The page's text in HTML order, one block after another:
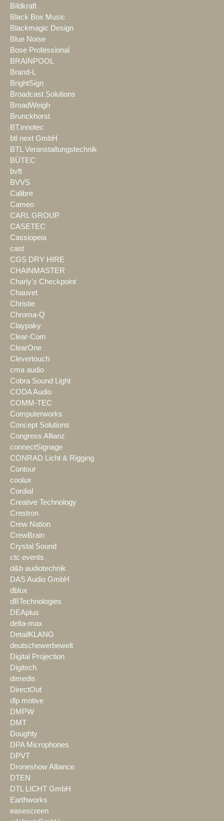
Bildkraft
Black Box Music
Blackmagic Design
Blue Noise
Bose Professional
BRAINPOOL
Brand-L
BrightSign
Broadcast Solutions
BroadWeigh
Brunckhorst
BT.innotec
btl next GmbH
BTL Veranstaltungstechnik
BÜTEC
bvft
BVVS
Calibre
Cameo
CARL GROUP
CASETEC
Cassiopeia
cast
CGS DRY HIRE
CHAINMASTER
Charly's Checkpoint
Chauvet
Christie
Chroma-Q
Claypaky
Clear-Com
ClearOne
Clevertouch
cma audio
Cobra Sound Light
CODA Audio
COMM-TEC
Computerworks
Concept Solutions
Congress Allianz
connectSignage
CONRAD Licht & Rigging
Contour
coolux
Cordial
Creative Technology
Crestron
Crew Nation
CrewBrain
Crystal Sound
ctc events
d&b audiotechnik
DAS Audio GmbH
dblux
dBTechnologies
DEAplus
delta-max
DetailKLANG
deutschewerbewelt
Digital Projection
Digitech
dimedis
DirectOut
dlp motive
DMPW
DMT
Doughty
DPA Microphones
DPVT
Droneshow Alliance
DTEN
DTL LICHT GmbH
Earthworks
easescreen